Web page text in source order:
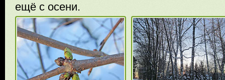
ещё с осени.